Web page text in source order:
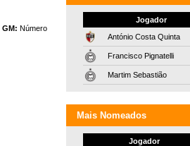
GM: Número
Jogador
António Costa Quinta
Francisco Pignatelli
Martim Sebastião
Mais Nomeados
Jogador